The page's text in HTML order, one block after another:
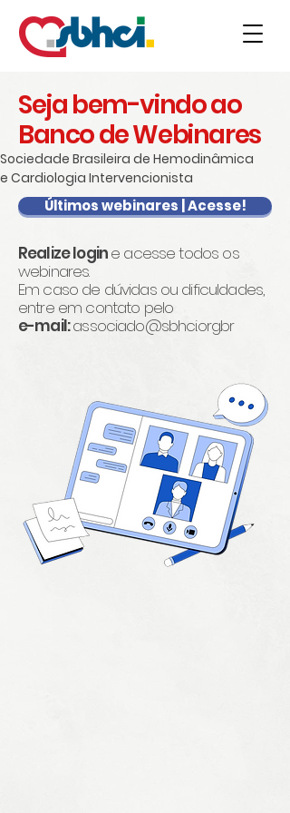
Seja bem-vindo ao
Banco de Webinares
Sociedade Brasileira de Hemodinâmica
e Cardiologia Intervencionista
Últimos webinares | Acesse!
Realize logine acesse todos os
webinares.
Em caso de dúvidas ou dificuldades,
entre em contato pelo
e-mail:associado@sbhci.org.br